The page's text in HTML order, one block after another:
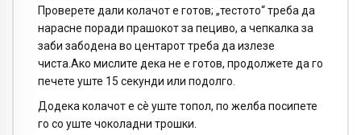
Проверете дали колачот е готов; „тестото“ треба да
нарасне поради прашокот за пециво, а чепкалка за
заби забодена во центарот треба да излезе
чиста.Ако мислите дека не е готов, продолжете да го
печете уште 15 секунди или подолго.
Додека колачот е сè уште топол, по желба посипете
го со уште чоколадни трошки.